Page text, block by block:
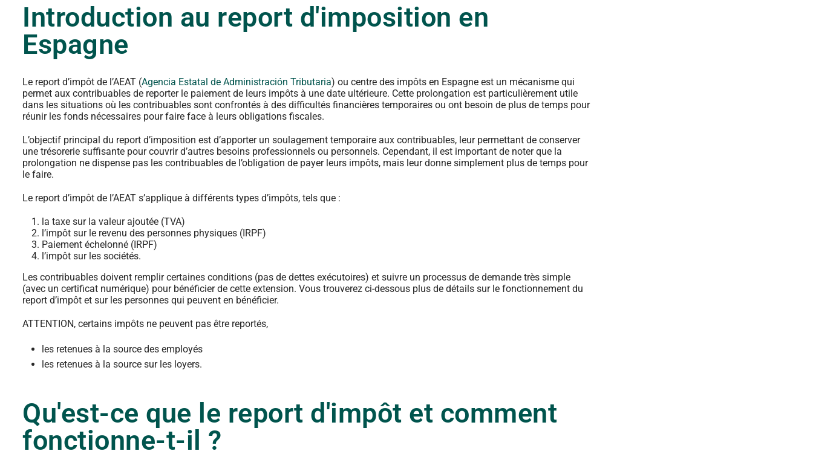
Introduction au report d'imposition en
Espagne
Le report d’impôt de l’AEAT (Agencia Estatal de Administración Tributaria) ou centre des impôts en Espagne est un mécanisme qui
permet aux contribuables de reporter le paiement de leurs impôts à une date ultérieure. Cette prolongation est particulièrement utile
dans les situations où les contribuables sont confrontés à des difficultés financières temporaires ou ont besoin de plus de temps pour
réunir les fonds nécessaires pour faire face à leurs obligations fiscales.
L’objectif principal du report d’imposition est d’apporter un soulagement temporaire aux contribuables, leur permettant de conserver
une trésorerie suffisante pour couvrir d’autres besoins professionnels ou personnels. Cependant, il est important de noter que la
prolongation ne dispense pas les contribuables de l’obligation de payer leurs impôts, mais leur donne simplement plus de temps pour
le faire.
Le report d’impôt de l’AEAT s’applique à différents types d’impôts, tels que :
la taxe sur la valeur ajoutée (TVA)
l’impôt sur le revenu des personnes physiques (IRPF)
Paiement échelonné (IRPF)
l’impôt sur les sociétés.
Les contribuables doivent remplir certaines conditions (pas de dettes exécutoires) et suivre un processus de demande très simple
(avec un certificat numérique) pour bénéficier de cette extension. Vous trouverez ci-dessous plus de détails sur le fonctionnement du
report d’impôt et sur les personnes qui peuvent en bénéficier.
ATTENTION, certains impôts ne peuvent pas être reportés,
les retenues à la source des employés
les retenues à la source sur les loyers.
Qu'est-ce que le report d'impôt et comment
fonctionne-t-il ?